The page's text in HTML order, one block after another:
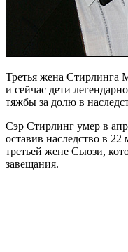
Третья жена Стирлинга
и сейчас дети
тяжбы за долю в
Сэр Стирлинг умер в
оставив наследство в
третьей жене Сьюзи,
завещания.